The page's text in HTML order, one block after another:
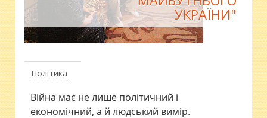
Політика
УКРАЇНИ"
Війна має не лише політичний і
економічний, а й людський вимір.